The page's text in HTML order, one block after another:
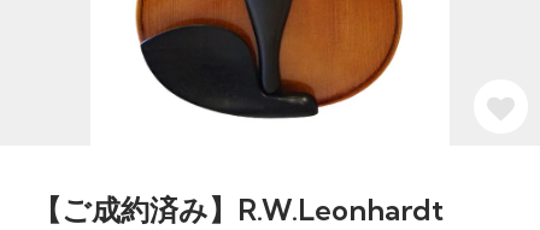
【ご成約済み】R.W.Leonhardt